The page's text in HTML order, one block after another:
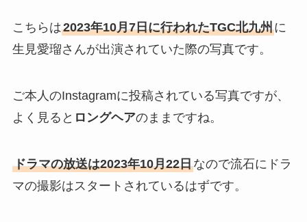
こちらは2023年10月7日に行われたTGC北九州に
生見愛瑠さんが出演されていた際の写真です。
ご本人のInstagramに投稿されている写真ですが、
よく見ると ロングヘアのままですね。
ドラマの放送は2023年10月22日なので流石にドラ
マの撮影はスタートされているはずです。